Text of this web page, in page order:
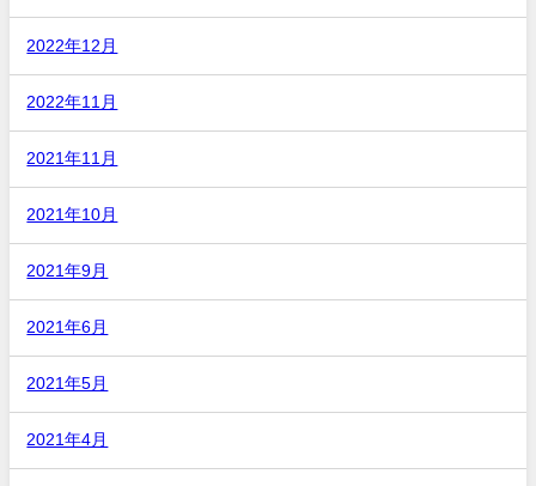
2022年12月
2022年11月
2021年11月
2021年10月
2021年9月
2021年6月
2021年5月
2021年4月